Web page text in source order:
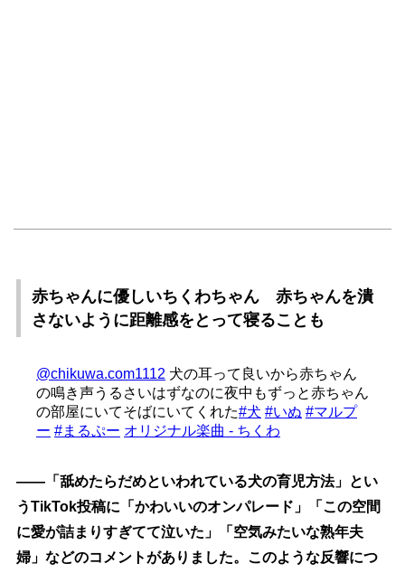
赤ちゃんに優しいちくわちゃん 赤ちゃんを潰
さないように距離感をとって寝ることも
@chikuwa.com1112 犬の耳って良いから赤ちゃん
の鳴き声うるさいはずなのに夜中もずっと赤ちゃん
の部屋にいてそばにいてくれた#犬 #いぬ #マルプ
ー #まるぷー オリジナル楽曲 - ちくわ
――「舐めたらだめといわれている犬の育児方法」とい
うTikTok投稿に「かわいいのオンパレード」「この空間
に愛が詰まりすぎてて泣いた」「空気みたいな熟年夫
婦」などのコメントがありました。このような反響につ